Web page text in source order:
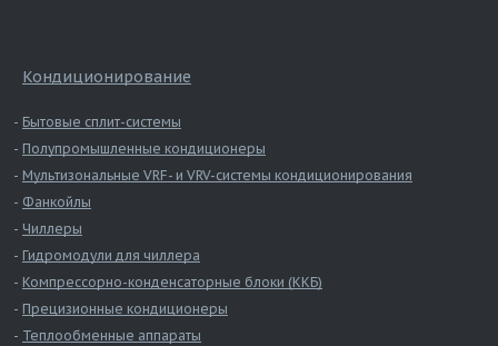
Кондиционирование
Бытовые сплит-системы
Полупромышленные кондиционеры
Мультизональные VRF- и VRV-системы кондиционирования
Фанкойлы
Чиллеры
Гидромодули для чиллера
Компрессорно-конденсаторные блоки (ККБ)
Прецизионные кондиционеры
Теплообменные аппараты